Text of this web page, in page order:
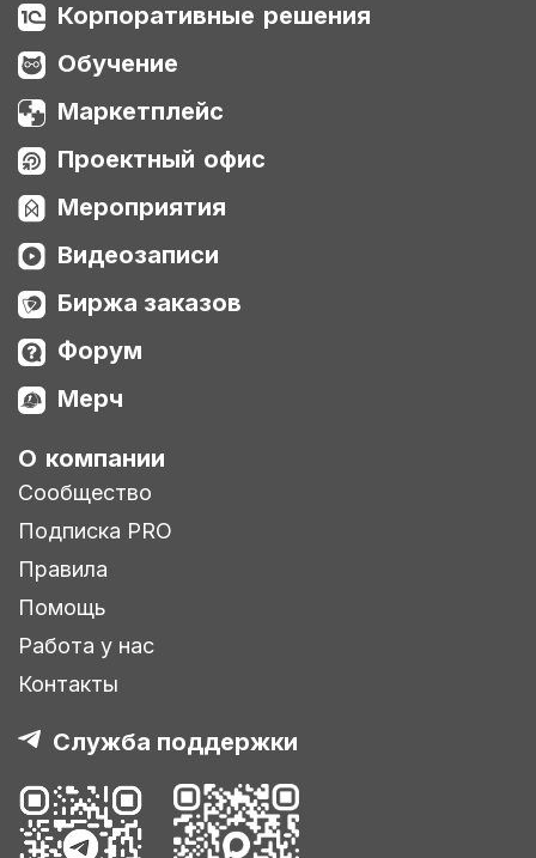
Корпоративные решения
Обучение
Маркетплейс
Проектный офис
Мероприятия
Видеозаписи
Биржа заказов
Форум
Мерч
О компании
Сообщество
Подписка PRO
Правила
Помощь
Работа у нас
Контакты
Служба поддержки